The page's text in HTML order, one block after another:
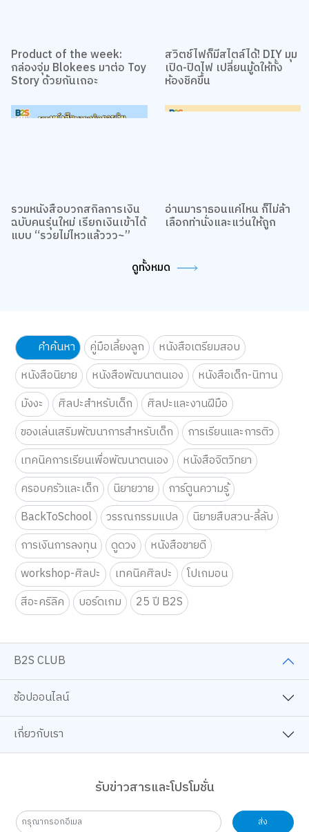
Product of the week:
กล่องจุ่ม Blokees มาต่อ Toy
สวิตช์ไฟก็มีสไตล์ได้! DIY มุม
เปิด-ปิดไฟ เปลี่ยนมู้ดให้ทั้ง
รวมหนังสือบวกสกิลการเงิน
ฉบับคนรุ่นใหม่ เรียกเงินเข้าได้
อ่านมาราธอนแค่ไหน ก็ไม่ล้า
เลือกท่านั่งและแว่นให้ถูก
ดูทั้งหมด
คำค้นหา คู่มือเลี้ยงลูก
หนังสือเตรียมสอบ
หนังสือนิยาย
หนังสือพัฒนาตนเอง
หนังสือเด็ก-นิทาน
มังงะ
ศิลปะสำหรับเด็ก
ศิลปะและงานฝีมือ
ของเล่นเสริมพัฒนาการสำหรับเด็ก
การเรียนและการติว
เทคนิคการเรียนเพื่อพัฒนาตนเอง
หนังสือจิตวิทยา
ครอบครัวและเด็ก
นิยายวาย
การ์ตูนความรู้
BackToSchool
วรรณกรรมแปล
นิยายสืบสวน-ลี้ลับ
การเงินการลงทุน
ดูดวง
หนังสือขายดี
workshop-ศิลปะ
เทคนิคศิลปะ
โปเกมอน
สีอะคริลิค
บอร์ดเกม 25 ปี B2S
ตรงกับความสนใจ รวมถึงเพื่อวิเคราะห์การเข้าใช้งานเว็บไซต์และทำความเข้าใจ
ว่าผู้ใช้งานมาจากที่ใด คุณสามารถเลือกตั้งค่าความยินยอมการใช้คุกกี้ได้ โดย
คลิก “การตั้งค่าคุกกี้” นโยบายคุกกี้
ยอมรับทั้งหมด